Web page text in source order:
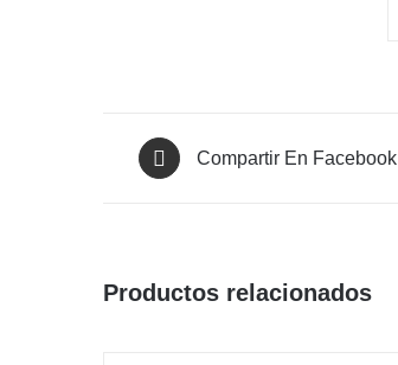
Compartir En Facebook
Productos relacionados